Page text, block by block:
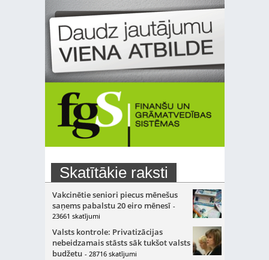
Skatītākie raksti
Vakcinētie seniori piecus mēnešus
saņems pabalstu 20 eiro mēnesī -
23661 skatījumi
Valsts kontrole: Privatizācijas
nebeidzamais stāsts sāk tukšot valsts
budžetu - 28716 skatījumi